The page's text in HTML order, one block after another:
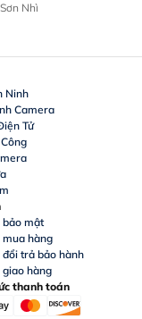
Ninh
Camera
Tử
bảo mật
mua hàng
đổi trả bảo hành
giao hàng
thanh toán
Nhì